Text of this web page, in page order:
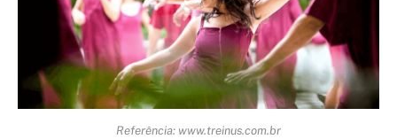
Referência: www.treinus.com.br